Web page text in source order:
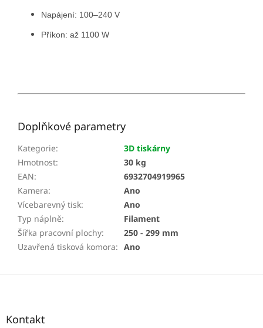
Napájení: 100–240 V
Příkon: až 1100 W
Doplňkové parametry
Kategorie:
3D tiskárny
Hmotnost:
30 kg
EAN:
6932704919965
Kamera:
Ano
Vícebarevný tisk:
Ano
Typ náplně:
Filament
Šířka pracovní plochy:
250 - 299 mm
Uzavřená tisková komora: Ano
Z
Kontakt